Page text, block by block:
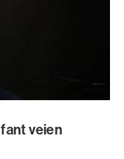
veien